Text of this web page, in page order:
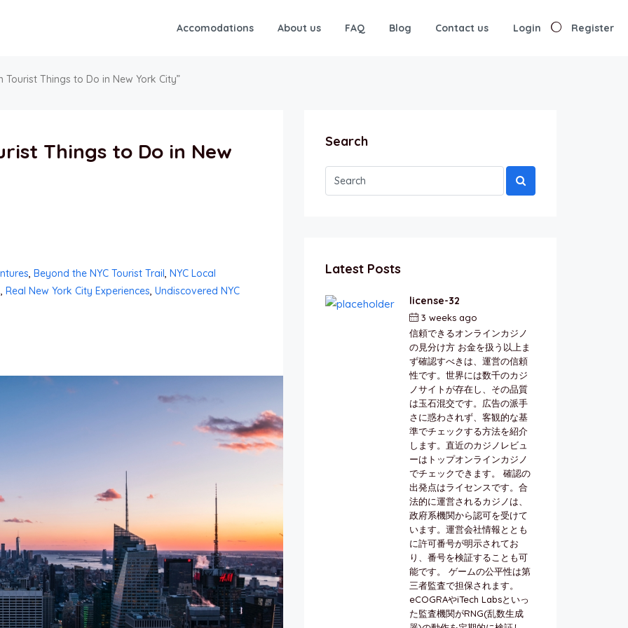
Accomodations About us FAQ Blog Contact us Login Register
Tourist Things to Do in New York City”
Things to Do in New
, Beyond the NYC Tourist Trail, NYC Local
, Real New York City Experiences, Undiscovered NYC
Search
Latest Posts
license-32
3 weeks ago
信頼できるオンラインカジノ
の見分け方 お金を扱う以上ま
ず確認すべきは、運営の信頼
性です。世界には数千のカジ
ノサイトが存在し、その品質
は玉石混交です。広告の派手
さに惑わされず、客観的な基
準でチェックする方法を紹介
します。直近のカジノレビュ
ーはトップオンラインカジノ
でチェックできます。 確認の
出発点はライセンスです。合
法的に運営されるカジノは、
政府系機関から認可を受けて
います。運営会社情報ととも
に許可番号が明示されてお
り、番号を検証することも可
能です。 ゲームの公平性は第
三者監査で担保されます。
eCOGRAやiTech Labsといっ
た監査機関がRNG(乱数生成